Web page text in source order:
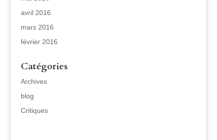
avril 2016
mars 2016
février 2016
Catégories
Archives
blog
Critiques